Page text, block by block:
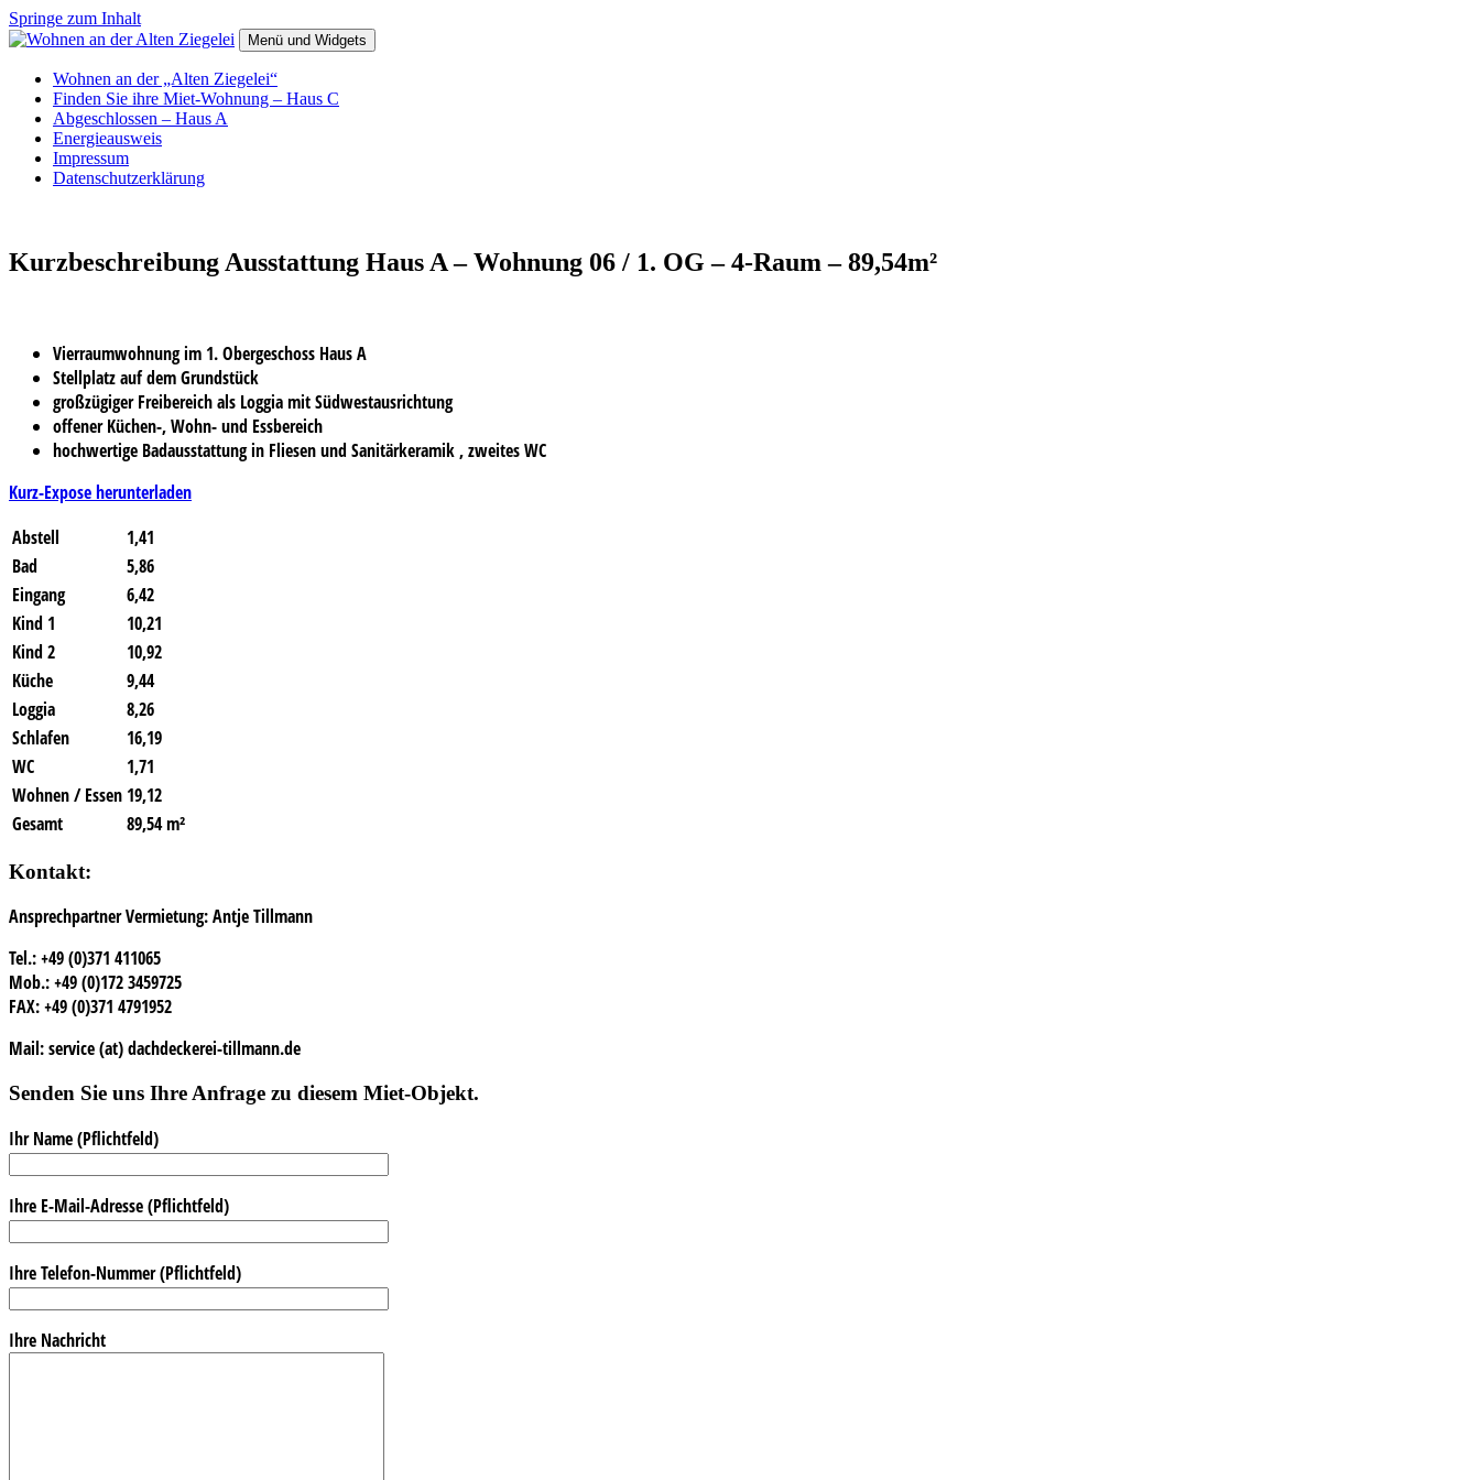
Springe zum Inhalt
Wohnen an der Alten Ziegelei
Menü und Widgets
Wohnen an der „Alten Ziegelei“
Finden Sie ihre Miet-Wohnung – Haus C
Abgeschlossen – Haus A
Energieausweis
Impressum
Datenschutzerklärung
Kurzbeschreibung Ausstattung Haus A – Wohnung 06 / 1. OG – 4-Raum – 89,54m²
Vierraumwohnung im 1. Obergeschoss Haus A
Stellplatz auf dem Grundstück
großzügiger Freibereich als Loggia mit Südwestausrichtung
offener Küchen-, Wohn- und Essbereich
hochwertige Badausstattung in Fliesen und Sanitärkeramik , zweites WC
Kurz-Expose herunterladen
Abstell
1,41
Bad
5,86
Eingang
6,42
Kind 1
10,21
Kind 2
10,92
Küche
9,44
Loggia
8,26
Schlafen
16,19
WC
1,71
Wohnen / Essen 19,12
Gesamt
89,54 m²
Kontakt:
Ansprechpartner Vermietung: Antje Tillmann
Tel.: +49 (0)371 411065
Mob.: +49 (0)172 3459725
FAX: +49 (0)371 4791952
Mail: service (at) dachdeckerei-tillmann.de
Senden Sie uns Ihre Anfrage zu diesem Miet-Objekt.
Ihr Name (Pflichtfeld)
Ihre E-Mail-Adresse (Pflichtfeld)
Ihre Telefon-Nummer (Pflichtfeld)
Ihre Nachricht